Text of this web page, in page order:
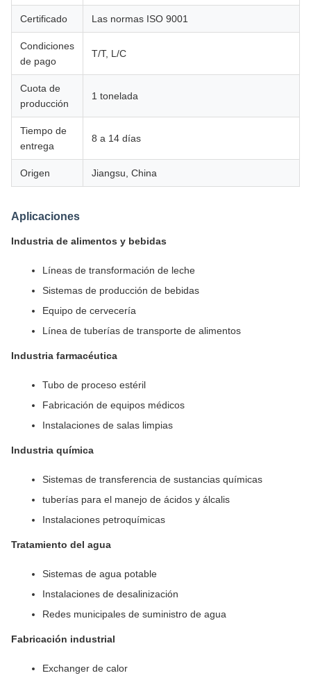
Certificado Las normas ISO 9001
Condiciones
de pago
T/T, L/C
Cuota de
producción
1 tonelada
Tiempo de
entrega
8 a 14 días
Origen Jiangsu, China
Aplicaciones
Industria de alimentos y bebidas
Líneas de transformación de leche
Sistemas de producción de bebidas
Equipo de cervecería
Línea de tuberías de transporte de alimentos
Industria farmacéutica
Tubo de proceso estéril
Fabricación de equipos médicos
Instalaciones de salas limpias
Industria química
Sistemas de transferencia de sustancias químicas
tuberías para el manejo de ácidos y álcalis
Instalaciones petroquímicas
Tratamiento del agua
Sistemas de agua potable
Instalaciones de desalinización
Redes municipales de suministro de agua
Fabricación industrial
Exchanger de calor